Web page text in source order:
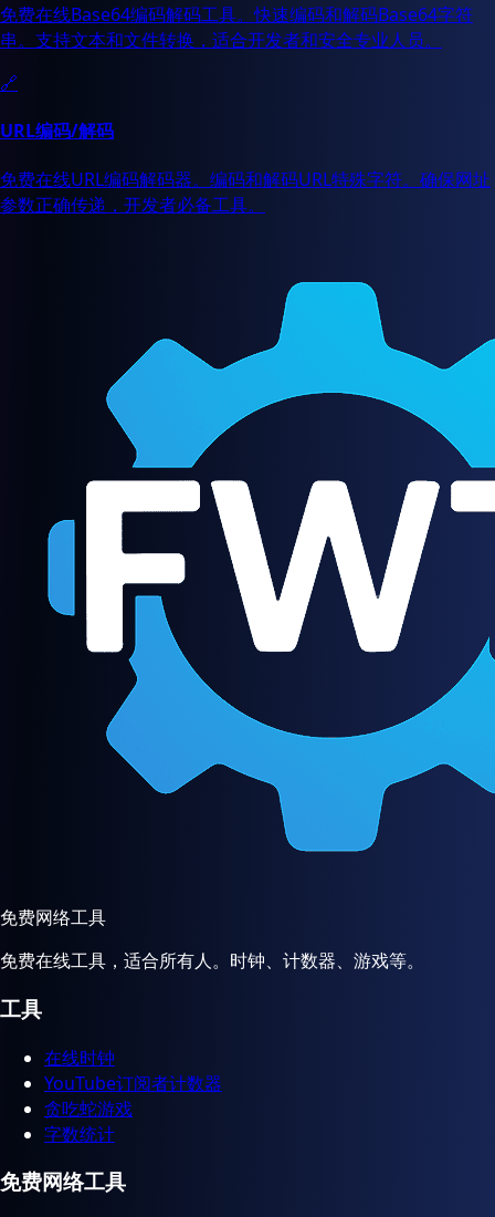
免费在线Base64编码解码工具。快速编码和解码Base64字符
串。支持文本和文件转换，适合开发者和安全专业人员。
🔗
URL编码/解码
免费在线URL编码解码器。编码和解码URL特殊字符。确保网址
参数正确传递，开发者必备工具。
免费网络工具
免费在线工具，适合所有人。时钟、计数器、游戏等。
工具
在线时钟
YouTube订阅者计数器
贪吃蛇游戏
字数统计
免费网络工具